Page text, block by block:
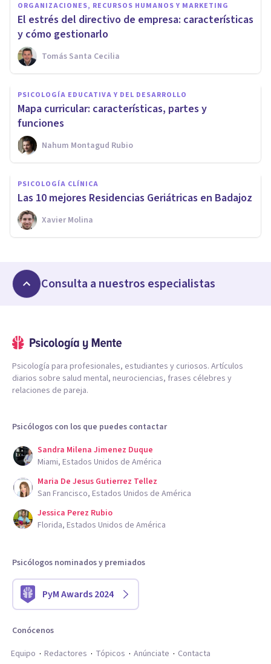
ORGANIZACIONES, RECURSOS HUMANOS Y MARKETING
El estrés del directivo de empresa: características
y cómo gestionarlo
Tomás Santa Cecilia
PSICOLOGÍA EDUCATIVA Y DEL DESARROLLO
Mapa curricular: características, partes y
funciones
Nahum Montagud Rubio
PSICOLOGÍA CLÍNICA
Las 10 mejores Residencias Geriátricas en Badajoz
Xavier Molina
Consulta a nuestros especialistas
Psicología para profesionales, estudiantes y curiosos. Artículos
diarios sobre salud mental, neurociencias, frases célebres y
relaciones de pareja.
Psicólogos con los que puedes contactar
Sandra Milena Jimenez Duque
Miami, Estados Unidos de América
Maria De Jesus Gutierrez Tellez
San Francisco, Estados Unidos de América
Jessica Perez Rubio
Florida, Estados Unidos de América
Psicólogos nominados y premiados
PyM Awards 2024
Conócenos
Equipo
Redactores Tópicos Anúnciate Contacta